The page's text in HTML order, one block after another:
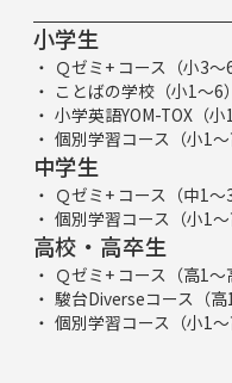
小学生
Ｑゼミ+ コース（小3～6
ことばの学校（小1～6）
小学英語YOM-TOX（小1
個別学習コース（小1～
中学生
Ｑゼミ+ コース（中1～3
個別学習コース（小1～
高校・高卒生
Ｑゼミ+ コース（高1～
駿台Diverseコース（高
個別学習コース（小1～